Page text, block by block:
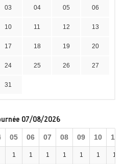
03 04 05 06
10 11 12 13
17 18 19 20
24 25 26 27
31
07/08/2026
05 06 07 08 09 10 11
1 1 1 1 1 1 1